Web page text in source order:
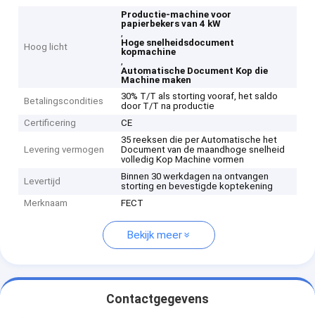
Hoog licht
Productie-machine voor
papierbekers van 4 kW
,
Hoge snelheidsdocument
kopmachine
,
Automatische Document Kop die
Machine maken
Betalingscondities
30% T/T als storting vooraf, het saldo
door T/T na productie
Certificering
CE
Levering vermogen
35 reeksen die per Automatische het
Document van de maandhoge snelheid
volledig Kop Machine vormen
Levertijd
Binnen 30 werkdagen na ontvangen
storting en bevestigde koptekening
Merknaam
FECT
Bekijk meer
Contactgegevens